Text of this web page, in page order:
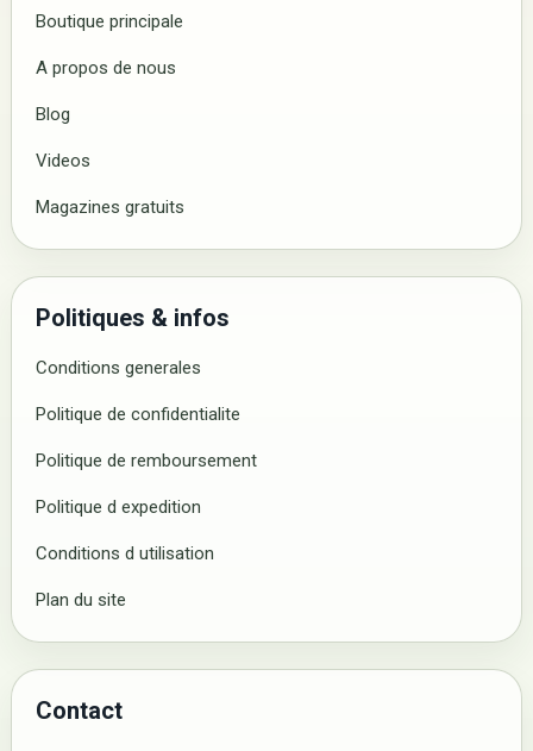
Boutique principale
A propos de nous
Blog
Videos
Magazines gratuits
Politiques & infos
Conditions generales
Politique de confidentialite
Politique de remboursement
Politique d expedition
Conditions d utilisation
Plan du site
Contact